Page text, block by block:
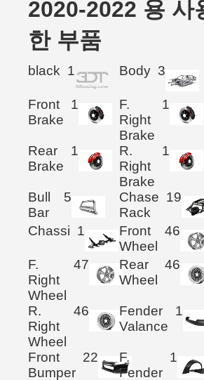
2020-2022 용 사
한 부품
black 1 Body 3
Front
Brake
1
F.
Right
Brake
1
Rear
Brake
1
R.
Right
Brake
1
Bull
Bar
5
Chase
Rack
19
Chassi 1
Front
Wheel
46
F.
Right
Wheel
47
Rear
Wheel
46
R.
Right
Wheel
46
Fender
Valance
1
Front
Bumper
22
F.
Fender
1